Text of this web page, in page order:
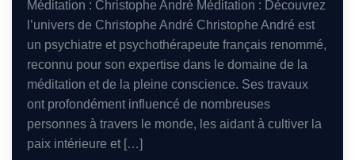
Méditation : Christophe André Méditation : Découvrez
l’univers de Christophe André Christophe André est
un psychiatre et psychothérapeute français renommé,
reconnu pour son expertise dans le domaine de la
méditation et de la pleine conscience. Ses travaux
ont profondément influencé de nombreuses
personnes à travers le monde, les aidant à cultiver la
paix intérieure et […]